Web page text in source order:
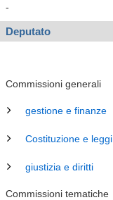
-
Deputato
Commissioni generali
gestione e finanze
Costituzione e leggi
giustizia e diritti
Commissioni tematiche